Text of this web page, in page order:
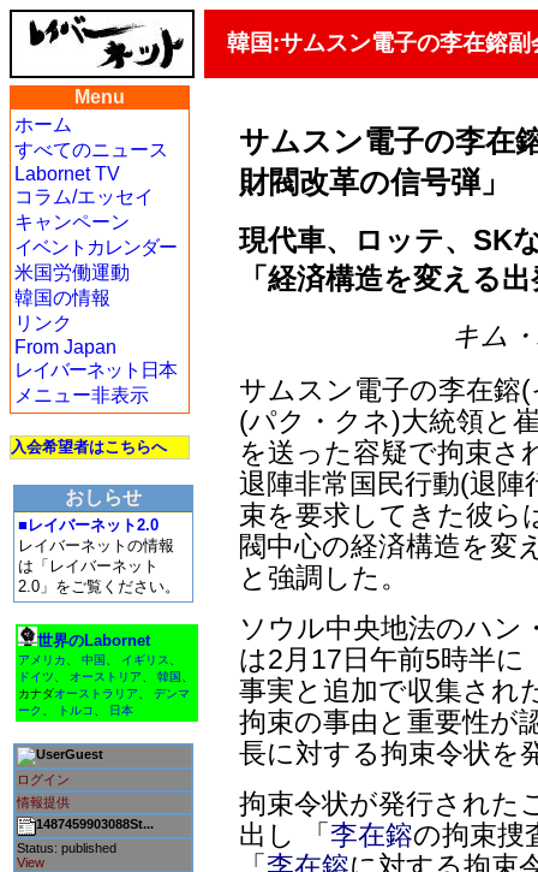
韓国:サムスン電子の李在鎔副
Menu
ホーム
すべてのニュース
Labornet TV
コラム/エッセイ
キャンペーン
イベントカレンダー
米国労働運動
韓国の情報
リンク
From Japan
レイバーネット日本
メニュー非表示
入会希望者はこちらへ
おしらせ
■レイバーネット2.0
レイバーネットの情報
は「レイバーネット
2.0」をご覧ください。
世界のLabornet
アメリカ 中国 イギリス
ドイツ
オーストリア 韓国
カナダオーストラリア
デンマ
ーク
トルコ 日本
Guest
ログイン
情報提供
1487459903088St...
Status: published
View
サムスン電子の李在
財閥改革の信号弾」
現代車、ロッテ、SK
「経済構造を変える
キム
サムスン電子の李在鎔
(パク・クネ)大統領と
を送った容疑で拘束さ
退陣非常国民行動(退
束を要求してきた彼ら
閥中心の経済構造を変
と強調した。
ソウル中央地法のハン
は2月17日午前5時半
事実と追加で収集され
拘束の事由と重要性が
長に対する拘束令状を
拘束令状が発行された
出し 「李在鎔の拘束捜
「李在鎔に対する拘束